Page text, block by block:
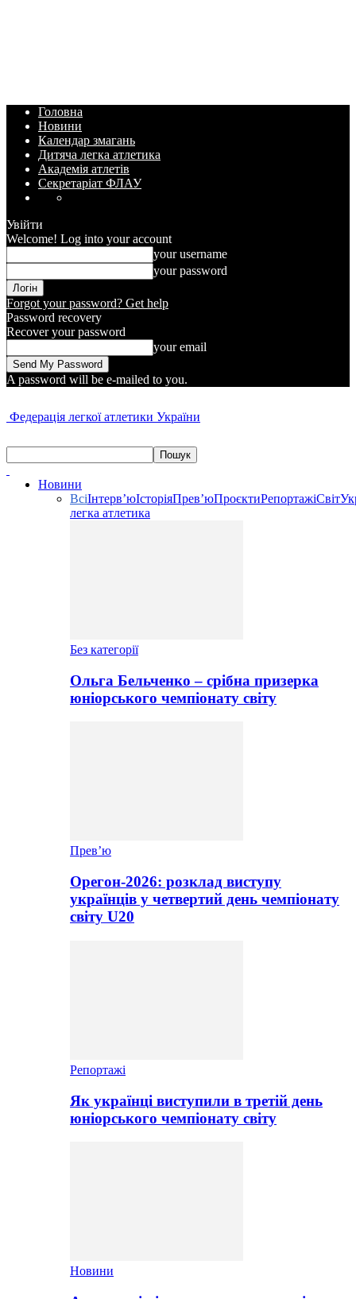
Головна
Новини
Календар змагань
Дитяча легка атлетика
Академія атлетів
Секретаріат ФЛАУ
Увійти
Welcome! Log into your account
your username
your password
Forgot your password? Get help
Password recovery
Recover your password
your email
A password will be e-mailed to you.
Федерація легкої атлетики України
Новини
ВсіІнтерв’юІсторіяПрев’юПроєктиРепортажіСвіт
легка атлетика
Без категорії
Ольга Бельченко – срібна призерка
юніорського чемпіонату світу
Прев’ю
Орегон-2026: розклад виступу
українців у четвертий день чемпіонату
світу U20
Репортажі
Як українці виступили в третій день
юніорського чемпіонату світу
Новини